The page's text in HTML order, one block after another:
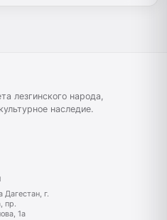
лезгинского народа,
наследие.
Дагестан, г.
пр.
1а